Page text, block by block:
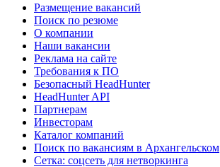
Размещение вакансий
Поиск по резюме
О компании
Наши вакансии
Реклама на сайте
Требования к ПО
Безопасный HeadHunter
HeadHunter API
Партнерам
Инвесторам
Каталог компаний
Поиск по вакансиям в Архангельском
Сетка: соцсеть для нетворкинга